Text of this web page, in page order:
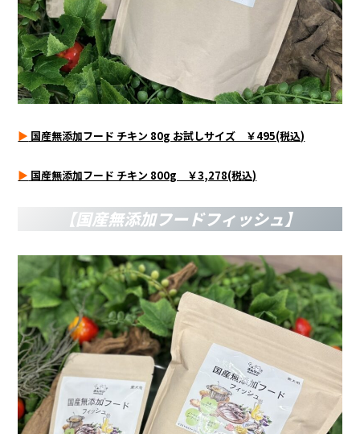
▶ 国産無添加フード チキン 80g お試しサイズ ￥495(税込)
▶ 国産無添加フード チキン 800g ￥3,278(税込)
【国産無添加フードフィッシュ】